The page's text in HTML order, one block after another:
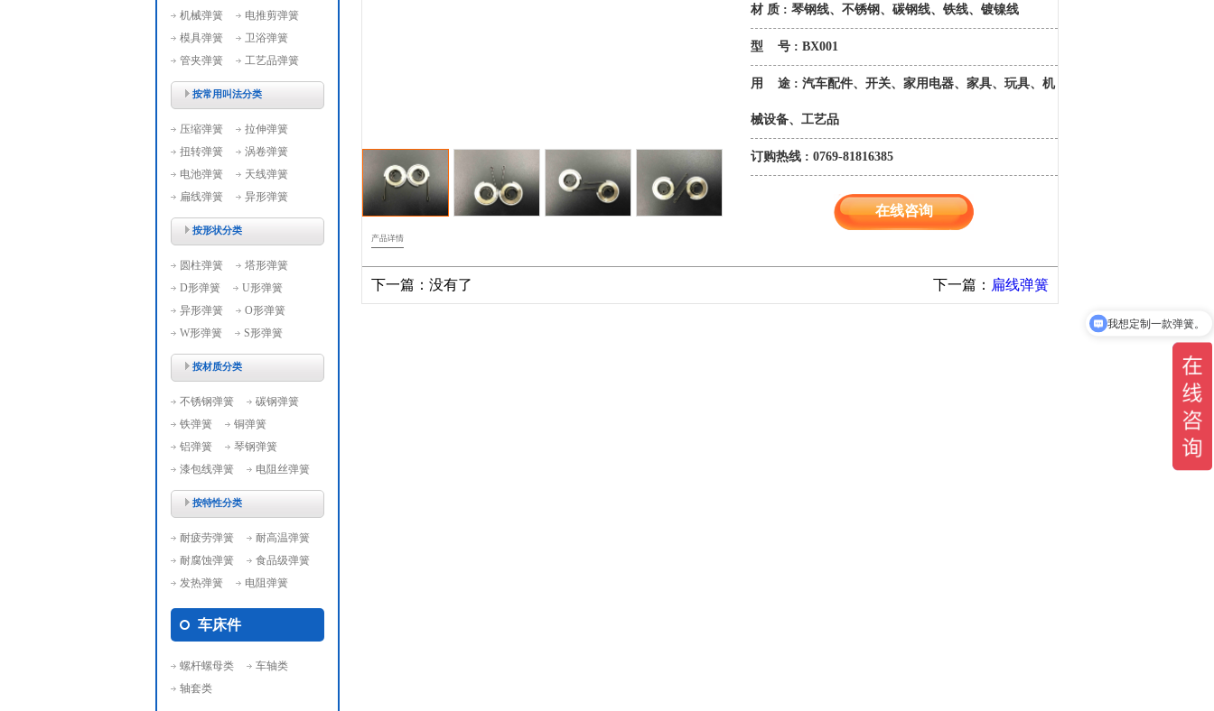
机械弹簧
电推剪弹簧
模具弹簧
卫浴弹簧
管夹弹簧
工艺品弹簧
按常用叫法分类
压缩弹簧
拉伸弹簧
扭转弹簧
涡卷弹簧
电池弹簧
天线弹簧
扁线弹簧
异形弹簧
按形状分类
圆柱弹簧
塔形弹簧
D形弹簧
U形弹簧
异形弹簧
O形弹簧
W形弹簧
S形弹簧
按材质分类
不锈钢弹簧
碳钢弹簧
铁弹簧
铜弹簧
铝弹簧
琴钢弹簧
漆包线弹簧
电阻丝弹簧
按特性分类
耐疲劳弹簧
耐高温弹簧
耐腐蚀弹簧
食品级弹簧
发热弹簧
电阻弹簧
车床件
螺杆螺母类
车轴类
轴套类
材 质 : 琴钢线、不锈钢、碳钢线、铁线、镀镍线
型 号 : BX001
用 途 : 汽车配件、开关、家用电器、家具、玩具、机
械设备、工艺品
订购热线 : 0769-81816385
在线咨询
产品详情
下一篇：没有了 下一篇： 扁线弹簧
我想定制一款弹簧。